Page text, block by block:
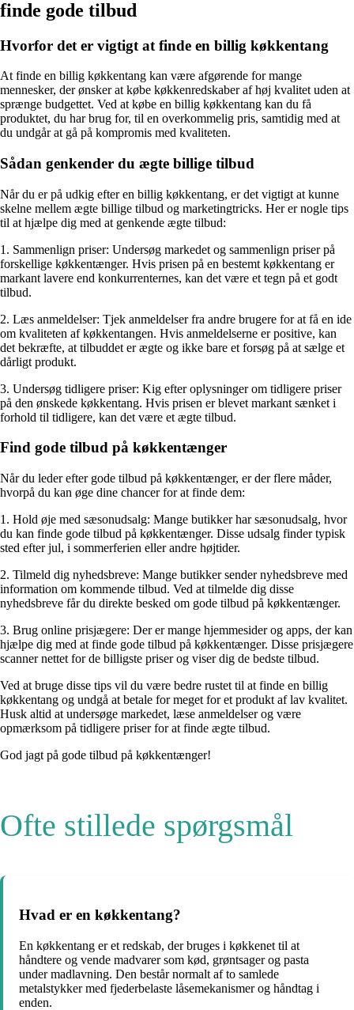
finde gode tilbud
Hvorfor det er vigtigt at finde en billig køkkentang
At finde en billig køkkentang kan være afgørende for mange
mennesker, der ønsker at købe køkkenredskaber af høj kvalitet uden at
sprænge budgettet. Ved at købe en billig køkkentang kan du få
produktet, du har brug for, til en overkommelig pris, samtidig med at
du undgår at gå på kompromis med kvaliteten.
Sådan genkender du ægte billige tilbud
Når du er på udkig efter en billig køkkentang, er det vigtigt at kunne
skelne mellem ægte billige tilbud og marketingtricks. Her er nogle tips
til at hjælpe dig med at genkende ægte tilbud:
1. Sammenlign priser: Undersøg markedet og sammenlign priser på
forskellige køkkentænger. Hvis prisen på en bestemt køkkentang er
markant lavere end konkurrenternes, kan det være et tegn på et godt
tilbud.
2. Læs anmeldelser: Tjek anmeldelser fra andre brugere for at få en ide
om kvaliteten af køkkentangen. Hvis anmeldelserne er positive, kan
det bekræfte, at tilbuddet er ægte og ikke bare et forsøg på at sælge et
dårligt produkt.
3. Undersøg tidligere priser: Kig efter oplysninger om tidligere priser
på den ønskede køkkentang. Hvis prisen er blevet markant sænket i
forhold til tidligere, kan det være et ægte tilbud.
Find gode tilbud på køkkentænger
Når du leder efter gode tilbud på køkkentænger, er der flere måder,
hvorpå du kan øge dine chancer for at finde dem:
1. Hold øje med sæsonudsalg: Mange butikker har sæsonudsalg, hvor
du kan finde gode tilbud på køkkentænger. Disse udsalg finder typisk
sted efter jul, i sommerferien eller andre højtider.
2. Tilmeld dig nyhedsbreve: Mange butikker sender nyhedsbreve med
information om kommende tilbud. Ved at tilmelde dig disse
nyhedsbreve får du direkte besked om gode tilbud på køkkentænger.
3. Brug online prisjægere: Der er mange hjemmesider og apps, der kan
hjælpe dig med at finde gode tilbud på køkkentænger. Disse prisjægere
scanner nettet for de billigste priser og viser dig de bedste tilbud.
Ved at bruge disse tips vil du være bedre rustet til at finde en billig
køkkentang og undgå at betale for meget for et produkt af lav kvalitet.
Husk altid at undersøge markedet, læse anmeldelser og være
opmærksom på tidligere priser for at finde ægte tilbud.
God jagt på gode tilbud på køkkentænger!
Ofte stillede spørgsmål
Hvad er en køkkentang?
En køkkentang er et redskab, der bruges i køkkenet til at
håndtere og vende madvarer som kød, grøntsager og pasta
under madlavning. Den består normalt af to samlede
metalstykker med fjederbelaste låsemekanismer og håndtag i
enden.